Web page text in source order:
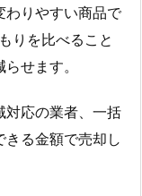
わりやすい商品で
りを比べること
せます。
対応の業者、一括
る金額で売却し